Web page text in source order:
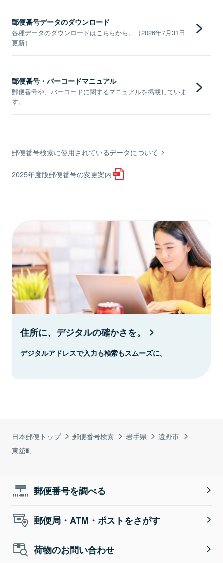
日本郵便トップ 郵便番号検索 岩手県
遠野市
東舘町
郵便番号データのダウンロード
各種データのダウンロードはこちらから。（2026年7月31日
更新）
郵便番号・バーコードマニュアル
郵便番号や、バーコードに関するマニュアルを掲載していま
す。
郵便番号検索に使用されているデータについて
2025年度版郵便番号の変更案内
住所に、デジタルの確かさを。
デジタルアドレスで入力も検索もスムーズに。
郵便番号を調べる
郵便局・ATM・ポストをさがす
荷物のお問い合わせ